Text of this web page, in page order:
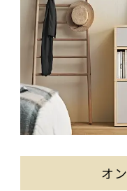
オ